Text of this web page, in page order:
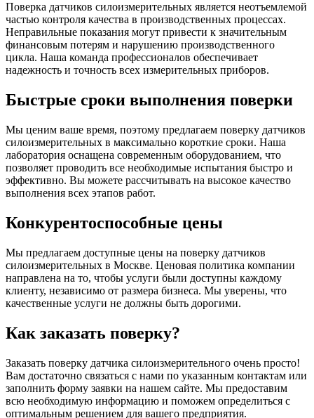
Поверка датчиков силоизмерительных является неотъемлемой
частью контроля качества в производственных процессах.
Неправильные показания могут привести к значительным
финансовым потерям и нарушению производственного
цикла. Наша команда профессионалов обеспечивает
надежность и точность всех измерительных приборов.
Быстрые сроки выполнения поверки
Мы ценим ваше время, поэтому предлагаем поверку датчиков
силоизмерительных в максимально короткие сроки. Наша
лаборатория оснащена современным оборудованием, что
позволяет проводить все необходимые испытания быстро и
эффективно. Вы можете рассчитывать на высокое качество
выполнения всех этапов работ.
Конкурентоспособные цены
Мы предлагаем доступные цены на поверку датчиков
силоизмерительных в Москве. Ценовая политика компании
направлена на то, чтобы услуги были доступны каждому
клиенту, независимо от размера бизнеса. Мы уверены, что
качественные услуги не должны быть дорогими.
Как заказать поверку?
Заказать поверку датчика силоизмерительного очень просто!
Вам достаточно связаться с нами по указанным контактам или
заполнить форму заявки на нашем сайте. Мы предоставим
всю необходимую информацию и поможем определиться с
оптимальным решением для вашего предприятия.